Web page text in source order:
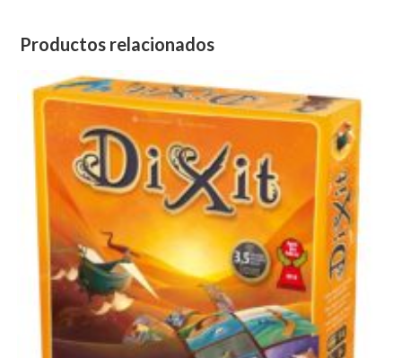
Productos relacionados